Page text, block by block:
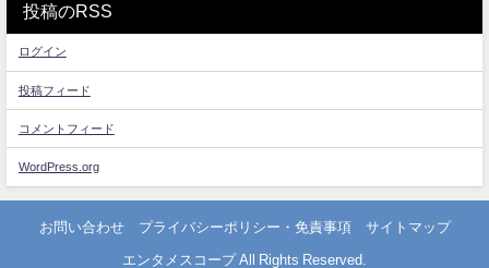
投稿のRSS
ログイン
投稿フィード
コメントフィード
WordPress.org
お問い合わせ プライバシーポリシー・免責事項 サイトマップ
エンタメスコープ All Rights Reserved.